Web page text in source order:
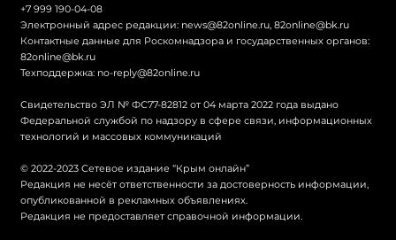
+7 999 190-04-08
Электронный адрес редакции: news@82online.ru, 82online@bk.ru
Контактные данные для Роскомнадзора и государственных органов:
82online@bk.ru
Техподдержка: no-reply@82online.ru
Свидетельство ЭЛ № ФС77-82812 от 04 марта 2022 года выдано
Федеральной службой по надзору в сфере связи, информационных
технологий и массовых коммуникаций
© 2022-2023 Сетевое издание “Крым онлайн”
Редакция не несёт ответственности за достоверность информации,
опубликованной в рекламных объявлениях.
Редакция не предоставляет справочной информации.